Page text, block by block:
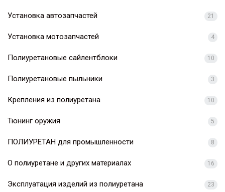
Установка автозапчастей 21
Установка мотозапчастей 4
Полиуретановые сайлентблоки 10
Полиуретановые пыльники 3
Крепления из полиуретана 10
Тюнинг оружия 5
ПОЛИУРЕТАН для промышленности 8
О полиуретане и других материалах 16
Эксплуатация изделий из полиуретана 23